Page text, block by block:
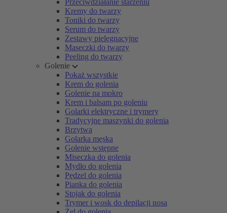
Przeciwdziałanie starzeniu
Kremy do twarzy
Toniki do twarzy
Serum do twarzy
Zestawy pielęgnacyjne
Maseczki do twarzy
Peeling do twarzy
Golenie
Pokaż wszystkie
Krem do golenia
Golenie na mokro
Krem i balsam po goleniu
Golarki elektryczne i trymery
Tradycyjne maszynki do golenia
Brzytwa
Golarka męska
Golenie wstępne
Miseczka do golenia
Mydło do golenia
Pędzel do golenia
Pianka do golenia
Stojak do golenia
Trymer i wosk do depilacji nosa